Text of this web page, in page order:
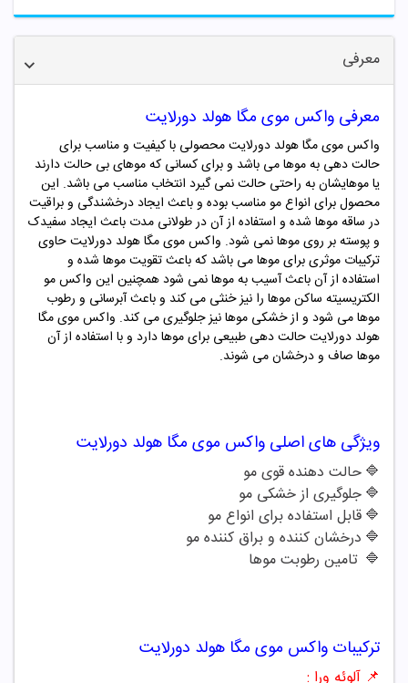
معرفی
معرفی واکس موی مگا هولد دورلایت
واکس موی مگا هولد دورلایت محصولی با کیفیت و مناسب برای
حالت دهی به موها می باشد و برای کسانی که موهای بی حالت دارند
یا موهایشان به راحتی حالت نمی گیرد انتخاب مناسب می باشد. این
محصول برای انواع مو مناسب بوده و باعث ایجاد درخشندگی و براقیت
در ساقه موها شده و استفاده از آن در طولانی مدت باعث ایجاد سفیدک
و پوسته بر روی موها نمی شود. واکسمویمگاهولد دورلایتحاوی
ترکیبات موثری برای موها می باشد که باعث تقویت موها شده و
استفاده از آن باعث آسیب به موها نمی شود همچنین این واکس مو
الکتریسیته ساکن موها را نیز خنثی می کند و باعث آبرسانی و رطوب
موها می شود و از خشکی موها نیز جلوگیری می کند. واکسمویمگا
هولد دورلایتحالت دهی طبیعی برای موها دارد و با استفاده از آن
موها صاف و درخشان می شوند.
ویژگی های اصلی واکس موی مگا هولد دورلایت
🔷حالت دهنده قوی مو
🔷جلوگیری از خشکی مو
🔷قابل استفاده برای انواع مو
🔷 درخشان کننده و براق کننده مو
🔷 تامین رطوبت موها
ترکیبات واکس موی مگا هولد دورلایت
📌 آلوئه ورا :